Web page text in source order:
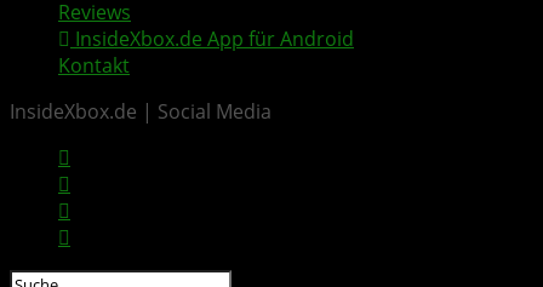
Reviews
InsideXbox.de App für Android
Kontakt
InsideXbox.de | Social Media